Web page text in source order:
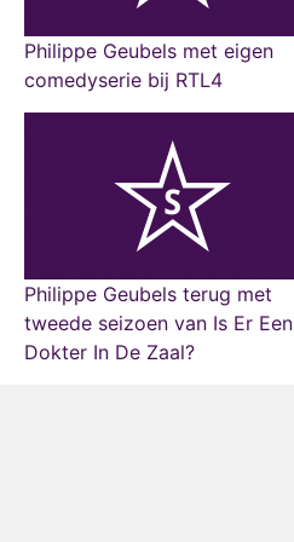
Philippe Geubels met eigen
comedyserie bij RTL4
Philippe Geubels terug met
tweede seizoen van Is Er Een
Dokter In De Zaal?